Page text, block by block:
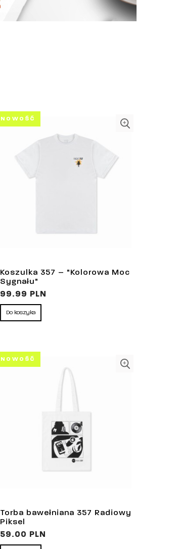
Koszulka 357 – "Kolorowa Moc
Sygnału"
99.99 PLN
Do koszyka
NOWOŚĆ
Torba bawełniana 357 Radiowy
Piksel
59.00 PLN
NOWOŚĆ